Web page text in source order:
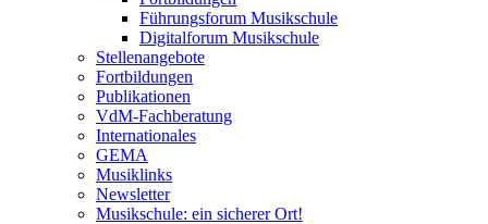
Führungsforum Musikschule
Digitalforum Musikschule
Stellenangebote
Fortbildungen
Publikationen
VdM-Fachberatung
Internationales
GEMA
Musiklinks
Newsletter
Musikschule: ein sicherer Ort!